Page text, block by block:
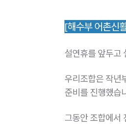
[해수부 어촌신
설연휴를 앞두고
우리조합은 작년
준비를 진행했습
그동안 조합에서